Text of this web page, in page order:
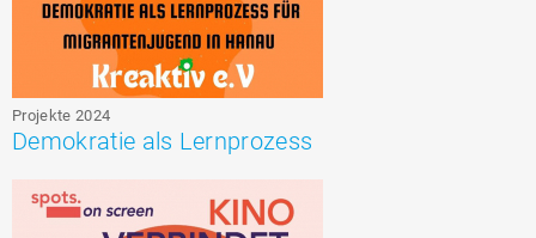
Projekte 2024
Demokratie als Lernprozess